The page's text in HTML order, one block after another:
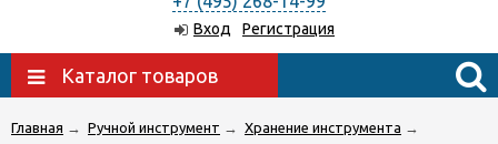
Вход Регистрация
Каталог товаров
Главная → Ручной инструмент → Хранение инструмента →